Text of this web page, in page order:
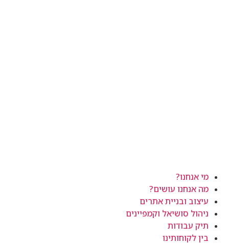
מי אנחנו?
מה אנחנו עושים?
עיצוב ובניית אתרים
ניהול סושיאל וקמפיינים
תיק עבודות
בין לקוחותינו